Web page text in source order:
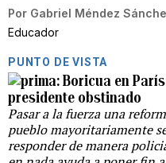
Por Gabriel Méndez
Educador
PUNTO DE VISTA
Boricua en
presidente obstinado
Pasar a la fuerza una
pueblo mayoritariamente
responder de manera